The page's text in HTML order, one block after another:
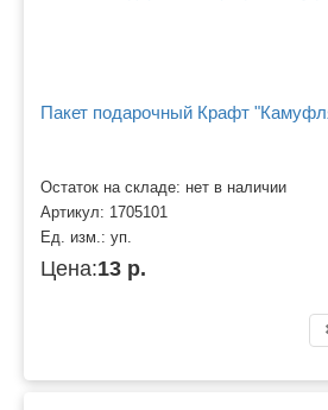
Пакет подарочный Крафт
Остаток на складе: нет в наличии
Артикул: 1705101
Ед. изм.: уп.
Цена:13 р.